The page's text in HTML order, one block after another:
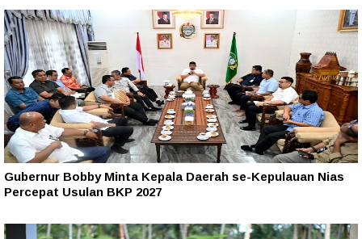
Gubernur Bobby Minta Kepala Daerah se-Kepulauan Nias
Percepat Usulan BKP 2027